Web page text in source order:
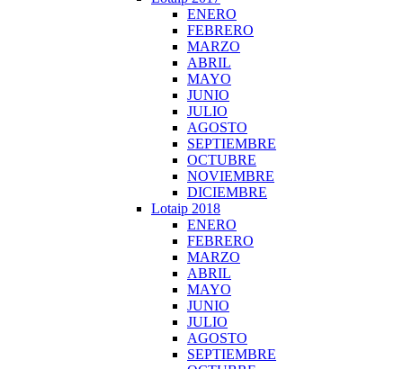
ENERO
FEBRERO
MARZO
ABRIL
MAYO
JUNIO
JULIO
AGOSTO
SEPTIEMBRE
OCTUBRE
NOVIEMBRE
DICIEMBRE
Lotaip 2018
ENERO
FEBRERO
MARZO
ABRIL
MAYO
JUNIO
JULIO
AGOSTO
SEPTIEMBRE